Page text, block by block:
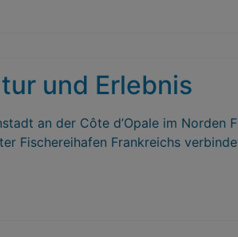
und Erlebnis
an der Côte d’Opale im Norden
Fischereihafen Frankreichs